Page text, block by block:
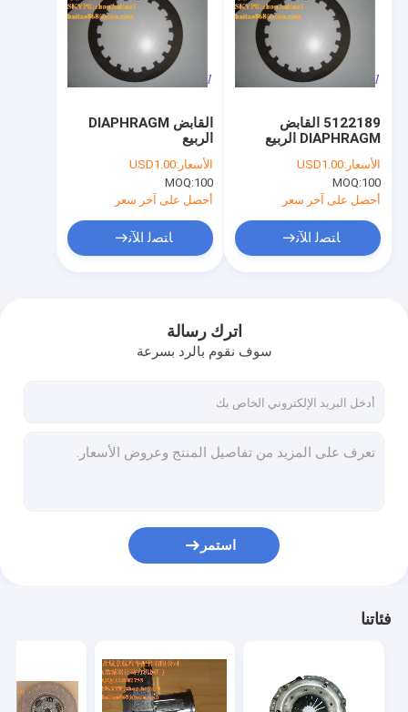
القابض DIAPHRAGM
الربيع
الأسعار:USD1.00
MOQ:100
أحصل على آخر سعر
ﺎﺘﺼﻟ ﺍﻶﻧ
5122189 القابض
DIAPHRAGM الربيع
الأسعار:USD1.00
MOQ:100
أحصل على آخر سعر
ﺎﺘﺼﻟ ﺍﻶﻧ
اترك رسالة
سوف نقوم بالرد بسرعة
استمر
فئاتنا